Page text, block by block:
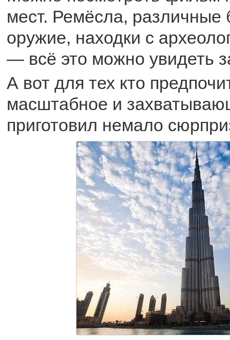
мест. Ремёсла,
оружие, находки с
— всё это можно увидеть
А вот для тех кто
масштабное и
приготовил немало